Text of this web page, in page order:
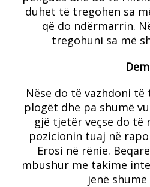
duhet të tregohen sa
që do ndërmarrin.
tregohuni sa më
Nëse do të vazhdoni
plogët dhe pa shumë
gjë tjetër veçse do të
pozicionin tuaj në
Erosi në rënie.
mbushur me takime
jenë